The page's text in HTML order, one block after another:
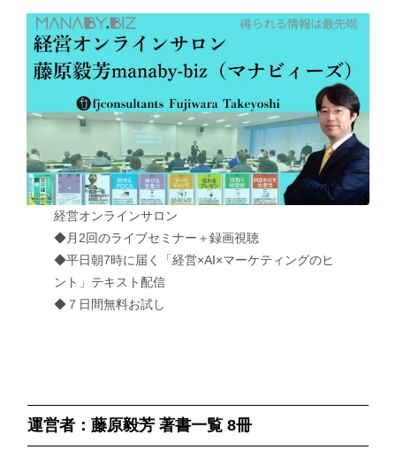
経営オンラインサロン
◆月2回のライブセミナー＋録画視聴
◆平日朝7時に届く「経営×AI×マーケティングのヒ
ント」テキスト配信
◆７日間無料お試し
運営者：藤原毅芳 著書一覧 8冊